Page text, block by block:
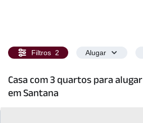
Filtros 2 Alugar
Casa com 3 quartos para alugar
em Santana